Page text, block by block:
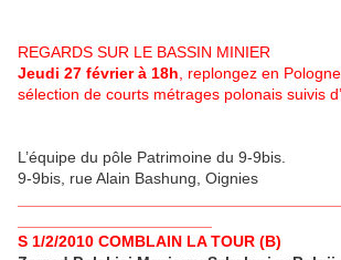
REGARDS SUR LE BASSIN MINIER
Jeudi 27 février à 18h , replongez en
sélection de courts métrages polonais suivis
L’équipe du pôle Patrimoine du 9-9bis.
9-9bis, rue Alain Bashung, Oignies
S 1/2/2010 COMBLAIN LA TOUR (B)